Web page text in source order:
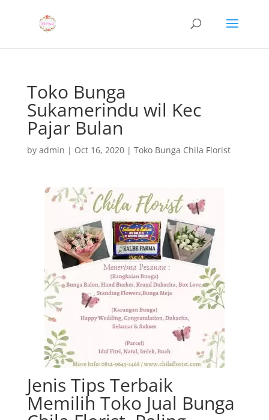
Toko Bunga
Sukamerindu wil Kec
Pajar Bulan
by admin | Oct 16, 2020| Toko Bunga Chila Florist
Jenis Tips Terbaik
Memilih Toko Jual Bunga